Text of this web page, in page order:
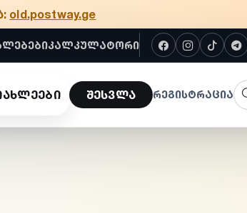
old.postway.ge
კალკულატორი
შესვლა რეგისტრაცია